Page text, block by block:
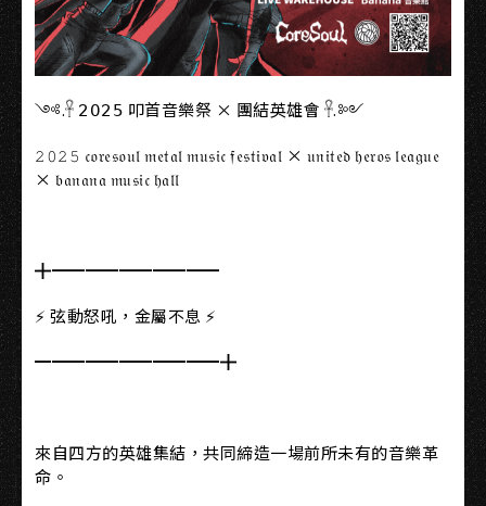
༺.𓋹 𝟤𝟢𝟤𝟧 叩首音樂祭 × 團結英雄會 𓋹.༻
𝟸𝟶𝟸𝟻 𝔠𝔬𝔯𝔢𝔰𝔬𝔲𝔩 𝔪𝔢𝔱𝔞𝔩 𝔪𝔲𝔰𝔦𝔠 𝔣𝔢𝔰𝔱𝔦𝔳𝔞𝔩 × 𝔲𝔫𝔦𝔱𝔢𝔡 𝔥𝔢𝔯𝔬𝔰 𝔩𝔢𝔞𝔤𝔲𝔢
× 𝔟𝔞𝔫𝔞𝔫𝔞 𝔪𝔲𝔰𝔦𝔠 𝔥𝔞𝔩𝔩
╋━━━━━━━━━━
⚡ 弦動怒吼，金屬不息 ⚡
━━━━━━━━━━━╋
來自四方的英雄集結，共同締造一場前所未有的音樂革
命。